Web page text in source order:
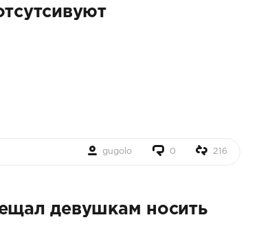
gugolo 0 216
девушкам носить